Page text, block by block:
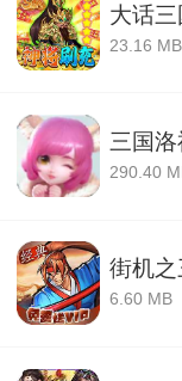
大话
23.16 MB
三国
290.40
街机
6.60 MB